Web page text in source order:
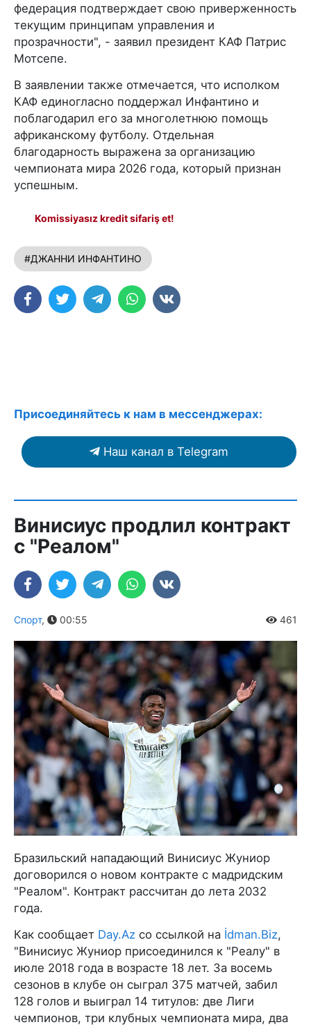
федерация подтверждает свою приверженность
текущим принципам управления и
прозрачности", - заявил президент КАФ Патрис
Мотсепе.
В заявлении также отмечается, что исполком
КАФ единогласно поддержал Инфантино и
поблагодарил его за многолетнюю помощь
африканскому футболу. Отдельная
благодарность выражена за организацию
чемпионата мира 2026 года, который признан
успешным.
Komissiyasız kredit sifariş et!
#ДЖАННИ ИНФАНТИНО
Присоединяйтесь к нам в мессенджерах:
Наш канал в Telegram
Винисиус продлил контракт
с "Реалом"
Спорт, 00:55 461
Бразильский нападающий Винисиус Жуниор
договорился о новом контракте с мадридским
"Реалом". Контракт рассчитан до лета 2032
года.
Как сообщает Day.Az со ссылкой на İdman.Biz,
"Винисиус Жуниор присоединился к "Реалу" в
июле 2018 года в возрасте 18 лет. За восемь
сезонов в клубе он сыграл 375 матчей, забил
128 голов и выиграл 14 титулов: две Лиги
чемпионов, три клубных чемпионата мира, два